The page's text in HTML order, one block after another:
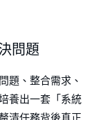
問題
題、整合需求、
養出一套「系統